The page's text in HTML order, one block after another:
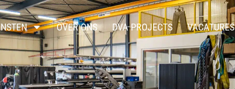
OVER ONS DVA PROJECTS VACATURES